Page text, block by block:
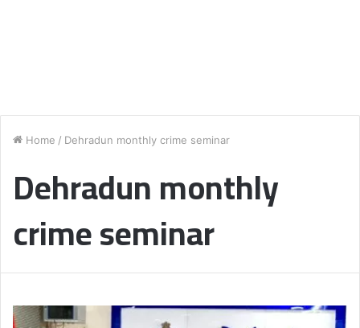
Home / Dehradun monthly crime seminar
Dehradun monthly
crime seminar